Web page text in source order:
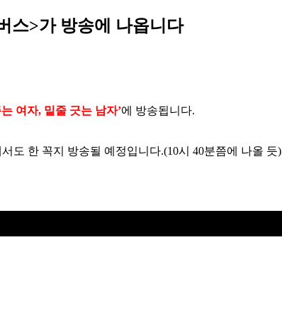
스>가 방송에 나옵니다
여자, 밑줄 긋는 남자’에 방송됩니다.
서도 한 꼭지 방송될 예정입니다.(10시 40분쯤에 나올 듯)